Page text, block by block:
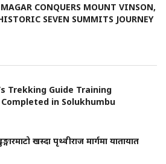
CONQUERS MOUNT VINSON,
SEVEN SUMMITS JOURNEY
Trekking Guide Training
in Solukhumbu
खस्दा पृथ्वीराज मार्गमा यातायात